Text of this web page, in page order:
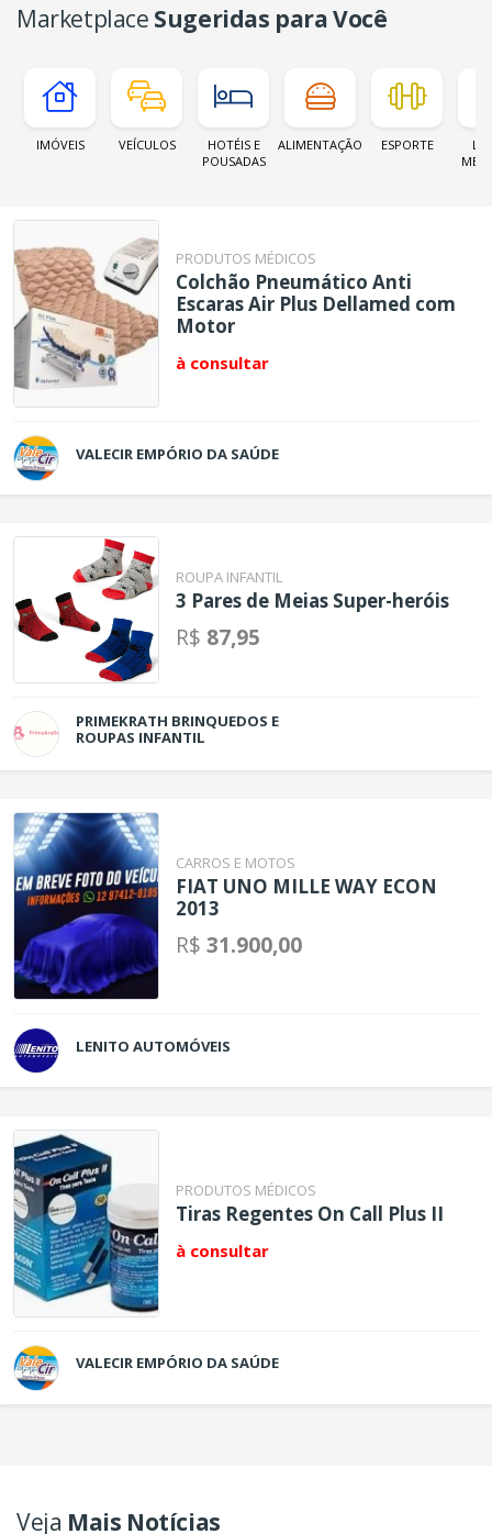
Marketplace Sugeridas para Você
IMÓVEIS VEÍCULOS
HOTÉIS E
POUSADAS
ALIMENTAÇÃO ESPORTE
PRODUTOS MÉDICOS
Colchão Pneumático Anti
Escaras Air Plus Dellamed com
Motor
à consultar
VALECIR EMPÓRIO DA SAÚDE
ROUPA INFANTIL
3 Pares de Meias Super-heróis
R$ 87,95
PRIMEKRATH BRINQUEDOS E
ROUPAS INFANTIL
CARROS E MOTOS
FIAT UNO MILLE WAY ECON
2013
R$31.900,00
LENITO AUTOMÓVEIS
PRODUTOS MÉDICOS
Tiras Regentes On Call Plus II
à consultar
VALECIR EMPÓRIO DA SAÚDE
Veja Mais Notícias